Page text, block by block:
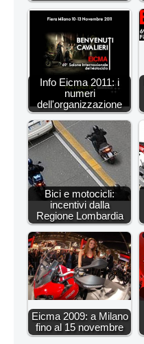
Info Eicma 2011: i
numeri
dell'organizzazione
Bici e motocicli:
incentivi dalla
Regione Lombardia
Eicma 2009: a Milano
fino al 15 novembre